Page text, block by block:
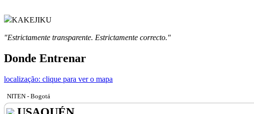
KAKEJIKU
"Estrictamente transparente. Estrictamente correcto."
Donde Entrenar
localização: clique para ver o mapa
NITEN - Bogotá